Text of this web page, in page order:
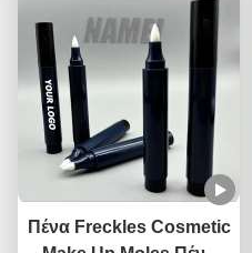
Πένα Freckles Cosmetic